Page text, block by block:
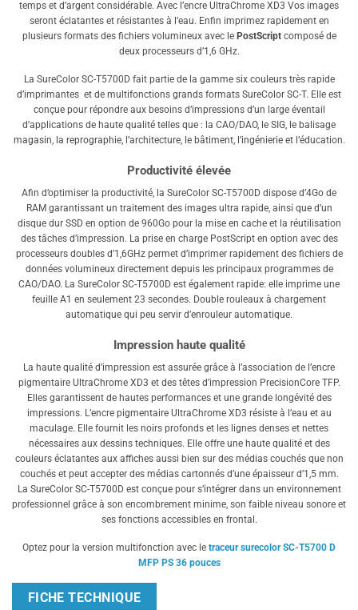
temps et d’argent considérable. Avec l’encre UltraChrome XD3 Vos images
seront éclatantes et résistantes à l’eau. Enfin imprimez rapidement en
plusieurs formats des fichiers volumineux avec lePostScriptcomposé de
deux processeurs d’1,6 GHz.
La SureColor SC-T5700D fait partie de la gamme six couleurs très rapide
d’imprimantes et de multifonctions grands formats SureColor SC-T. Elle est
conçue pour répondre aux besoins d’impressions d’un large éventail
d’applications de haute qualité telles que : la CAO/DAO, le SIG, le balisage
magasin, la reprographie, l’architecture, le bâtiment, l’ingénierie et l’éducation.
Productivité élevée
Afin d’optimiser la productivité, la SureColor SC-T5700D dispose d’4Go de
RAM garantissant un traitement des images ultra rapide, ainsi que d’un
disque dur SSD en option de 960Go pour la mise en cache et la réutilisation
des tâches d’impression. La prise en charge PostScript en option avec des
processeurs doubles d’1,6GHz permet d’imprimer rapidement des fichiers de
données volumineux directement depuis les principaux programmes de
CAO/DAO. La SureColor SC-T5700D est également rapide: elle imprime une
feuille A1 en seulement 23 secondes. Double rouleaux à chargement
automatique qui peu servir d’enrouleur automatique.
Impression haute qualité
La haute qualité d’impression est assurée grâce à l’association de l’encre
pigmentaire UltraChrome XD3 et des têtes d’impression PrecisionCore TFP.
Elles garantissent de hautes performances et une grande longévité des
impressions. L’encre pigmentaire UltraChrome XD3 résiste à l’eau et au
maculage. Elle fournit les noirs profonds et les lignes denses et nettes
nécessaires aux dessins techniques. Elle offre une haute qualité et des
couleurs éclatantes aux affiches aussi bien sur des médias couchés que non
couchés et peut accepter des médias cartonnés d’une épaisseur d’1,5 mm.
La SureColor SC-T5700D est conçue pour s’intégrer dans un environnement
professionnel grâce à son encombrement minime, son faible niveau sonore et
ses fonctions accessibles en frontal.
Optez pour la version multifonction avec le traceur surecolor SC-T5700 D
MFP PS 36 pouces
FICHE TECHNIQUE